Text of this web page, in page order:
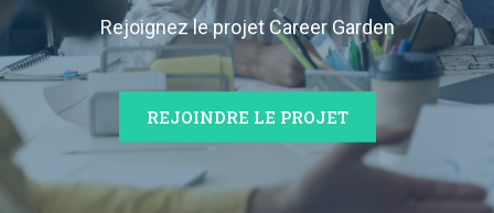
Rejoignez le projet Career Garden
REJOINDRE LE PROJET